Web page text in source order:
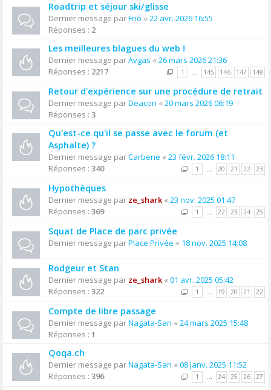
Roadtrip et séjour ski/glisse
Dernier message parFrio « 22 avr. 2026 16:55
Réponses : 2
Les meilleures blagues du web !
Dernier message parAvgas « 26 mars 2026 21:36
Réponses : 2217 1 … 145 146 147 148
Retour d'expérience sur une procédure de retrait
Dernier message parDeacon « 20 mars 2026 06:19
Réponses : 3
Qu'est-ce qu'il se passe avec le forum (et
Asphalte) ?
Dernier message parCarbene « 23 févr. 2026 18:11
Réponses : 340 1 … 20 21 22 23
Hypothèques
Dernier message par ze_shark« 23 nov. 2025 01:47
Réponses : 369 1 … 22 23 24 25
Squat de Place de parc privée
Dernier message parPlace Privée « 18 nov. 2025 14:08
Rodgeur et Stan
Dernier message par ze_shark« 01 avr. 2025 05:42
Réponses : 322 1 … 19 20 21 22
Compte de libre passage
Dernier message parNagata-San « 24 mars 2025 15:48
Réponses : 1
Qoqa.ch
Dernier message parNagata-San « 08 janv. 2025 11:52
Réponses : 396 1 … 24 25 26 27